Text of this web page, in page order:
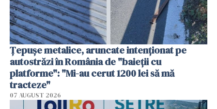
Țepușe metalice, aruncate intenționat pe
autostrăzi în România de "baieții cu
platforme": "Mi-au cerut 1200 lei să mă
tracteze"
07 AUGUST 2026